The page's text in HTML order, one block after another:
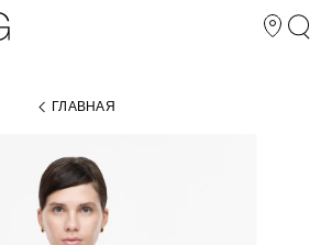
ГЛАВНАЯ